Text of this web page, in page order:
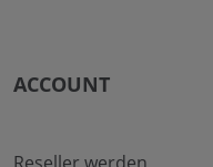
ACCOUNT